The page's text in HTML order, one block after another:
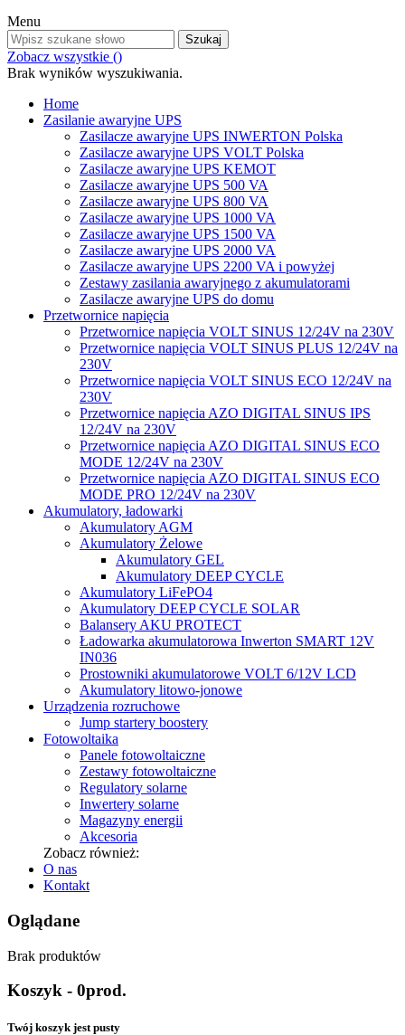
Menu
Szukaj
Zobacz wszystkie ()
Brak wyników wyszukiwania.
Home
Zasilanie awaryjne UPS
Zasilacze awaryjne UPS INWERTON Polska
Zasilacze awaryjne UPS VOLT Polska
Zasilacze awaryjne UPS KEMOT
Zasilacze awaryjne UPS 500 VA
Zasilacze awaryjne UPS 800 VA
Zasilacze awaryjne UPS 1000 VA
Zasilacze awaryjne UPS 1500 VA
Zasilacze awaryjne UPS 2000 VA
Zasilacze awaryjne UPS 2200 VA i powyżej
Zestawy zasilania awaryjnego z akumulatorami
Zasilacze awaryjne UPS do domu
Przetwornice napięcia
Przetwornice napięcia VOLT SINUS 12/24V na 230V
Przetwornice napięcia VOLT SINUS PLUS 12/24V na
230V
Przetwornice napięcia VOLT SINUS ECO 12/24V na
230V
Przetwornice napięcia AZO DIGITAL SINUS IPS
12/24V na 230V
Przetwornice napięcia AZO DIGITAL SINUS ECO
MODE 12/24V na 230V
Przetwornice napięcia AZO DIGITAL SINUS ECO
MODE PRO 12/24V na 230V
Akumulatory, ładowarki
Akumulatory AGM
Akumulatory Żelowe
Akumulatory GEL
Akumulatory DEEP CYCLE
Akumulatory LiFePO4
Akumulatory DEEP CYCLE SOLAR
Balansery AKU PROTECT
Ładowarka akumulatorowa Inwerton SMART 12V
IN036
Prostowniki akumulatorowe VOLT 6/12V LCD
Akumulatory litowo-jonowe
Urządzenia rozruchowe
Jump startery boostery
Fotowoltaika
Panele fotowoltaiczne
Zestawy fotowoltaiczne
Regulatory solarne
Inwertery solarne
Magazyny energii
Akcesoria
Zobacz również:
O nas
Kontakt
Oglądane
Brak produktów
Koszyk - 0prod.
Twój koszyk jest pusty